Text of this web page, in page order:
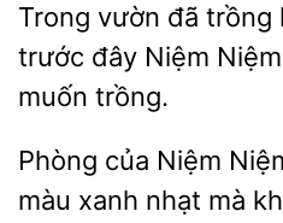
Trong vườn đã trồng
trước đây Niệm
muốn trồng.
Phòng của Niệm
màu xanh
mà